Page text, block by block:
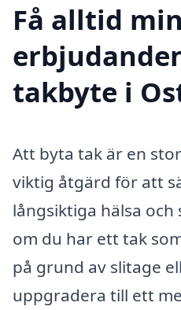
Få alltid
takbyte i
Att byta tak är en
viktig åtgärd för att
långsiktiga hälsa
om du har ett tak
på grund av slitage
uppgradera till ett